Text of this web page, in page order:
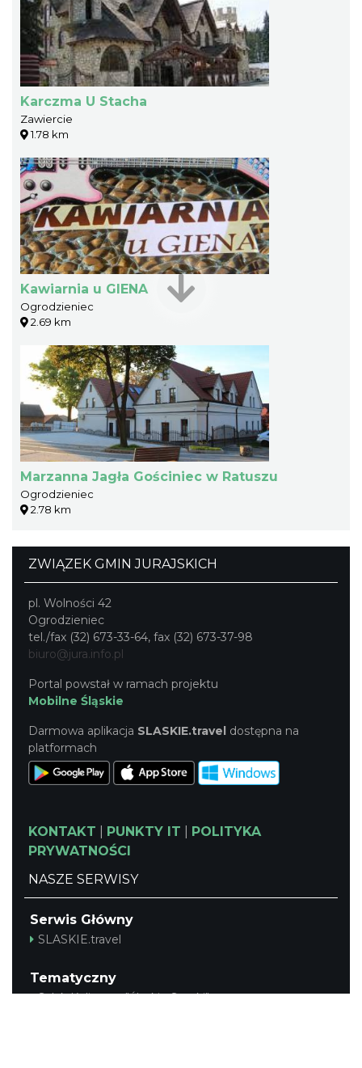
Karczma U Stacha
Zawiercie
1.78 km
Kawiarnia u GIENA
Ogrodzieniec
2.69 km
Marzanna Jagła Gościniec w Ratuszu
Ogrodzieniec
2.78 km
ZWIĄZEK GMIN JURAJSKICH
pl. Wolności 42
Ogrodzieniec
tel./fax (32) 673-33-64, fax (32) 673-37-98
biuro@jura.info.pl
Portal powstał w ramach projektu
Mobilne Śląskie
Darmowa aplikacja SLASKIE.travel dostępna na
platformach
KONTAKT PUNKTY IT
POLITYKA
PRYWATNOŚCI
NASZE SERWISY
Serwis Główny
SLASKIE.travel
Tematyczny
Szlak Kulinarny "Śląskie Smaki"